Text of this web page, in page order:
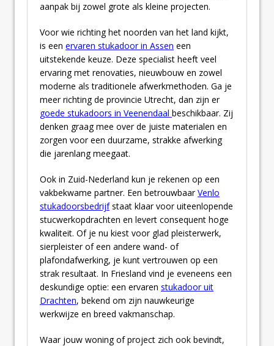
aanpak bij zowel grote als kleine projecten.
Voor wie richting het noorden van het land kijkt,
is een ervaren stukadoor in Assen een
uitstekende keuze. Deze specialist heeft veel
ervaring met renovaties, nieuwbouw en zowel
moderne als traditionele afwerkmethoden. Ga je
meer richting de provincie Utrecht, dan zijn er
goede stukadoors in Veenendaal beschikbaar. Zij
denken graag mee over de juiste materialen en
zorgen voor een duurzame, strakke afwerking
die jarenlang meegaat.
Ook in Zuid-Nederland kun je rekenen op een
vakbekwame partner. Een betrouwbaarVenlo
stukadoorsbedrijfstaat klaar voor uiteenlopende
stucwerkopdrachten en levert consequent hoge
kwaliteit. Of je nu kiest voor glad pleisterwerk,
sierpleister of een andere wand- of
plafondafwerking, je kunt vertrouwen op een
strak resultaat. In Friesland vind je eveneens een
deskundige optie: een ervaren stukadoor uit
Drachten, bekend om zijn nauwkeurige
werkwijze en breed vakmanschap.
Waar jouw woning of project zich ook bevindt,